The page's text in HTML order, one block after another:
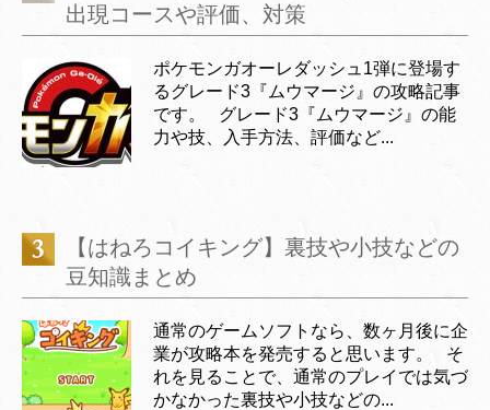
出現コースや評価、対策
ポケモンガオーレダッシュ1弾に登場す
るグレード3『ムウマージ』の攻略記事
です。 グレード3『ムウマージ』の能
力や技、入手方法、評価など...
【はねろコイキング】裏技や小技などの
豆知識まとめ
通常のゲームソフトなら、数ヶ月後に企
業が攻略本を発売すると思います。 そ
れを見ることで、通常のプレイでは気づ
かなかった裏技や小技などの...